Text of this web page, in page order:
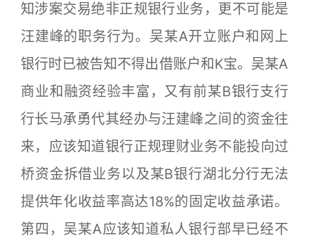
知涉案交易绝非正规银行业务，更不可能是
汪建峰的职务行为。吴某A开立账户和网上
银行时已被告知不得出借账户和K宝。吴某A
商业和融资经验丰富，又有前某B银行支行
行长马承勇代其经办与汪建峰之间的资金往
来，应该知道银行正规理财业务不能投向过
桥资金拆借业务以及某B银行湖北分行无法
提供年化收益率高达18%的固定收益承诺。
第四，吴某A应该知道私人银行部早已经不